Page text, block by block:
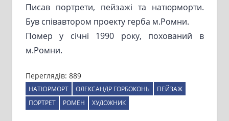
Писав портрети, пейзажі та натюрморти.
Був співавтором проекту герба м.Ромни.
Помер у січні 1990 року, похований в
м.Ромни.
Переглядів: 889
НАТЮРМОРТ ОЛЕКСАНДР ГОРБОКОНЬ
ПЕЙЗАЖ
ПОРТРЕТ
РОМЕН ХУДОЖНИК